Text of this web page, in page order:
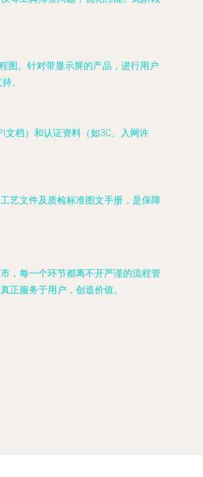
图。针对带显示屏的产品，进行用户
。
文档）和认证资料（如3C、入网许
艺文件及质检标准图文手册，是保障
，每一个环节都离不开严谨的流程管
正服务于用户，创造价值。